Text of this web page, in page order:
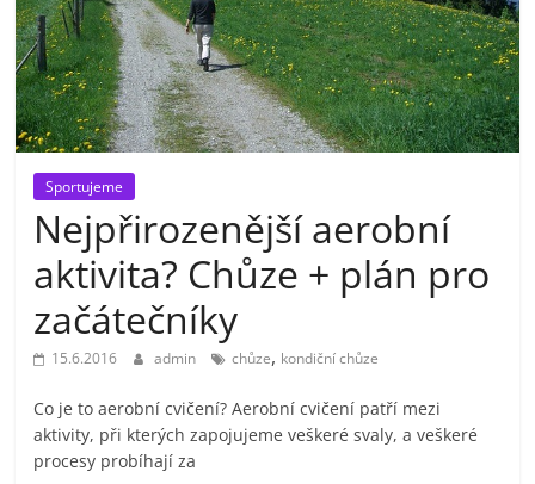
Sportujeme
Nejpřirozenější aerobní
aktivita? Chůze + plán pro
začátečníky
15.6.2016 admin chůze, kondiční chůze
Co je to aerobní cvičení? Aerobní cvičení patří mezi
aktivity, při kterých zapojujeme veškeré svaly, a veškeré
procesy probíhají za